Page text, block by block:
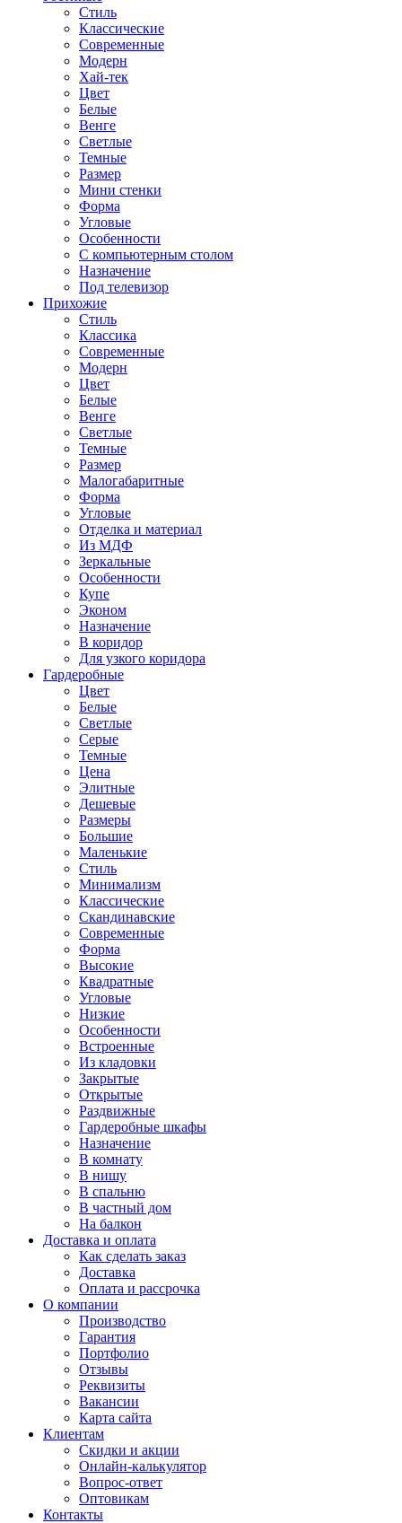
Стиль
Классические
Современные
Модерн
Хай-тек
Цвет
Белые
Венге
Светлые
Темные
Размер
Мини стенки
Форма
Угловые
Особенности
С компьютерным столом
Назначение
Под телевизор
Прихожие
Стиль
Классика
Современные
Модерн
Цвет
Белые
Венге
Светлые
Темные
Размер
Малогабаритные
Форма
Угловые
Отделка и материал
Из МДФ
Зеркальные
Особенности
Купе
Эконом
Назначение
В коридор
Для узкого коридора
Гардеробные
Цвет
Белые
Светлые
Серые
Темные
Цена
Элитные
Дешевые
Размеры
Большие
Маленькие
Стиль
Минимализм
Классические
Скандинавские
Современные
Форма
Высокие
Квадратные
Угловые
Низкие
Особенности
Встроенные
Из кладовки
Закрытые
Открытые
Раздвижные
Гардеробные шкафы
Назначение
В комнату
В нишу
В спальню
В частный дом
На балкон
Доставка и оплата
Как сделать заказ
Доставка
Оплата и рассрочка
О компании
Производство
Гарантия
Портфолио
Отзывы
Реквизиты
Вакансии
Карта сайта
Клиентам
Скидки и акции
Онлайн-калькулятор
Вопрос-ответ
Оптовикам
Контакты